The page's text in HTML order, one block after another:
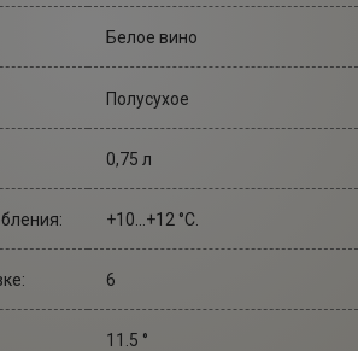
Белое вино
Полусухое
0,75 л
+10...+12 °С.
6
11.5 °